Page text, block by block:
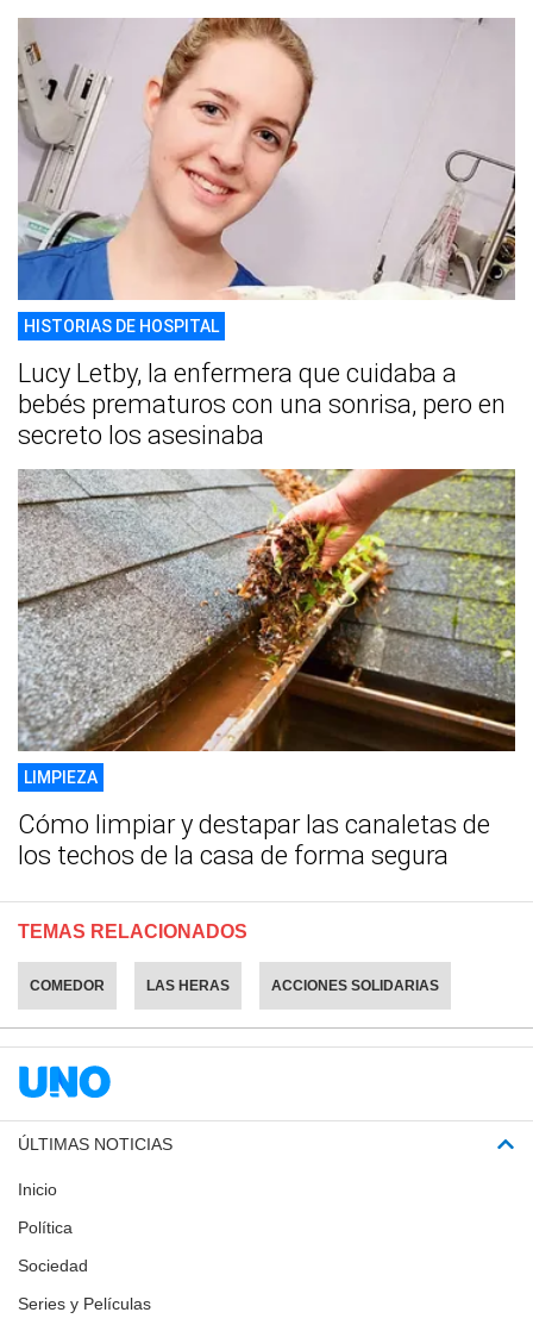
HISTORIAS DE HOSPITAL
Lucy Letby, la enfermera que cuidaba a
bebés prematuros con una sonrisa, pero en
secreto los asesinaba
LIMPIEZA
Cómo limpiar y destapar las canaletas de
los techos de la casa de forma segura
TEMAS RELACIONADOS
COMEDOR LAS HERAS ACCIONES SOLIDARIAS
ÚLTIMAS NOTICIAS
Inicio
Política
Sociedad
Series y Películas